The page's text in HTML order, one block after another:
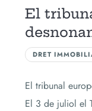
El
DRET
El tribunal
El 3 de juliol el